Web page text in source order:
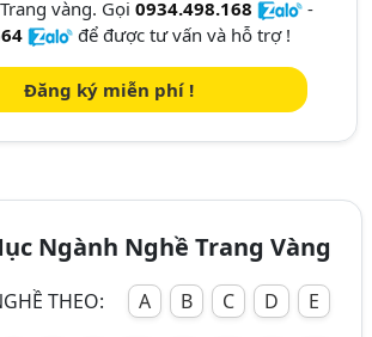
vàng. Gọi 0934.498.168
-
để được tư vấn và hỗ trợ !
Đăng ký miễn phí !
Ngành Nghề Trang Vàng
THEO: A B C D E